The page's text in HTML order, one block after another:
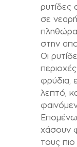
ρυτίδες
σε νεαρή
στην
Οι
φρύδια,
λεπτό,
χάσουν
τους